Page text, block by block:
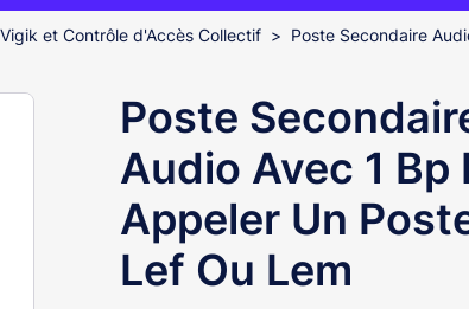
et Contrôle d'Accès Collectif Poste Secondaire
Poste
Audio Avec 1 Bp
Appeler Un
Lef Ou Lem